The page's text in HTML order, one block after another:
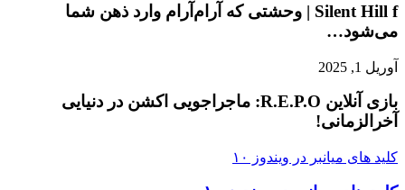
Silent Hill f | وحشتی که آرام‌آرام وارد ذهن شما
می‌شود…
آوریل 1, 2025
بازی آنلاین R.E.P.O: ماجراجویی اکشن در دنیایی
آخرالزمانی!
کلید های میانبر در ویندوز ۱۰